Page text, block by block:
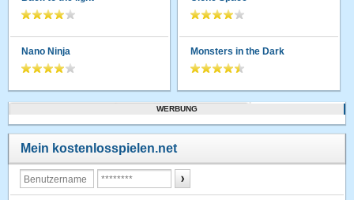
Nano Ninja Monsters in the Dark
WERBUNG
Mein kostenlosspielen.net